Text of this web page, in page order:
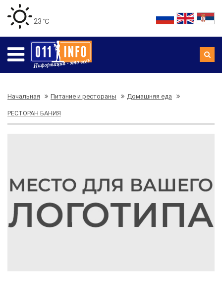
23 ℃
Начальная Питание и рестораны Домашняя еда
РЕСТОРАН БАНИЯ